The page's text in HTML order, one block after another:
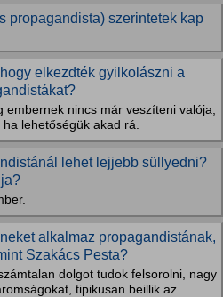
propagandista) szerintetek kap
elkezdték gyilkolászni a
embernek nincs már veszíteni valója,
lehetőségük akad rá.
lehet lejjebb süllyedni?
alkalmaz propagandistának,
Szakács Pesta?
dolgot tudok felsorolni, nagy
tipikusan beillik az